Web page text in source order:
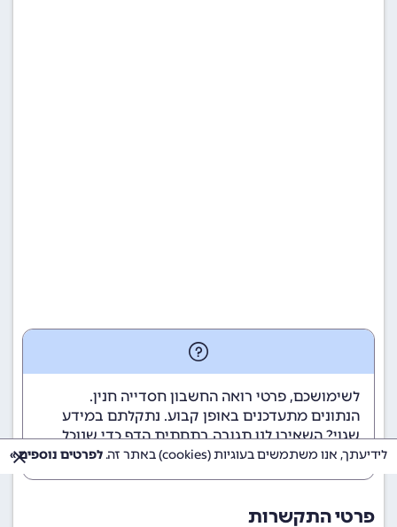
לשימושכם, פרטי רואה החשבון חסדייה חנין.
הנתונים מתעדכנים באופן קבוע. נתקלתם במידע
שגוי? השאירו לנו תגובה בתחתית הדף כדי שנוכל
לטפל בבעיה בהקדם.
פרטי התקשרות
לידיעתך, אנו משתמשים בעוגיות (cookies) באתר זה. לפרטים נוספים »